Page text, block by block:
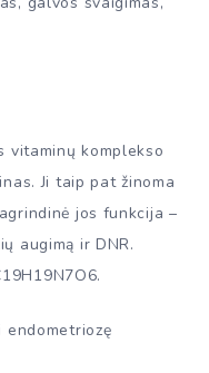
vitaminų komplekso
Ji taip pat žinoma
jos funkcija –
augimą ir DNR.